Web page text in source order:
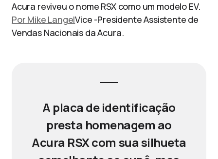
Acura reviveu o nome RSX como um modelo EV.
Por Mike LangelVice -Presidente Assistente de
Vendas Nacionais da Acura.
A placa de identificação
presta homenagem ao
Acura RSX com sua silhueta